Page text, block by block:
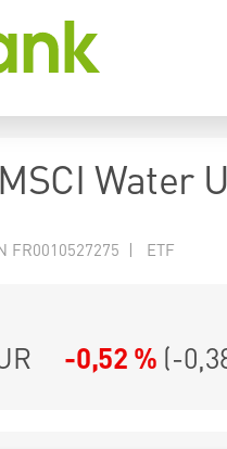
Water
FR0010527275 | ETF
-0,52 % (-